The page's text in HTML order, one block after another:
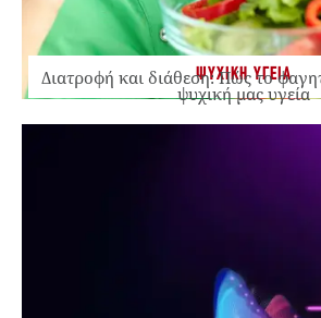
ΨΥΧΙΚΗ ΥΓΕΙΑ
Διατροφή και διάθεση: Πώς το
ψυχική μας υγεία